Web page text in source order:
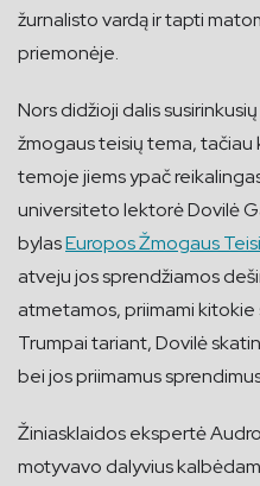
žurnalisto vardą ir tapti
priemonėje.
Nors didžioji dalis
žmogaus teisių tema, tačiau
temoje jiems ypač
universiteto lektorė Dovilė
bylasEuropos Žmogaus
atveju jos sprendžiamos
atmetamos, priimami
Trumpai tariant, Dovilė
bei jos priimamus
Žiniasklaidos ekspertė
motyvavo dalyvius